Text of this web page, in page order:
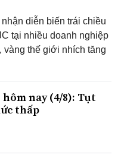
diễn biến trái chiều
tại nhiều doanh nghiệp
vàng thế giới nhích tăng
hôm nay (4/8): Tụt
thấp